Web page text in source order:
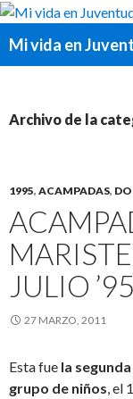
Mi vida en
Archivo de la
1995, ACAMPADAS,
JULIO ’95
27 MARZO, 2011
Esta fue la
grupo de niños, el